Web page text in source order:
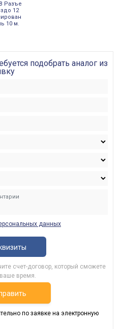
Разъе
12
10 м.
подобрать аналог из
данных
счет-договор, который сможете
время.
по заявке на электронную